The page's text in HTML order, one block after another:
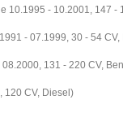
10.1995 - 10.2001, 147 -
- 07.1999, 30 - 54 CV,
131 - 220 CV,
120 CV, Diesel)